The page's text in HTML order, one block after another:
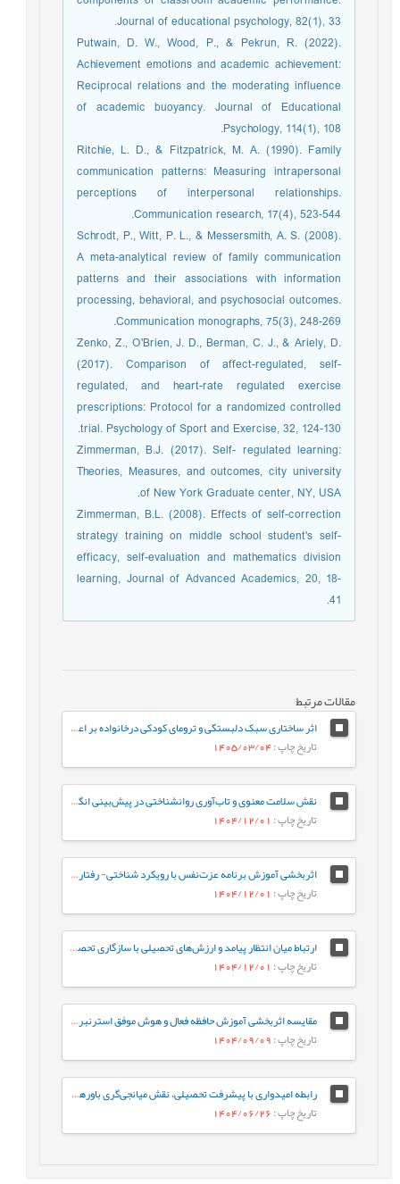
Journal of educational psychology, 82(1), 33.
Putwain, D. W., Wood, P., & Pekrun, R. (2022).
Achievement emotions and academic achievement:
Reciprocal relations and the moderating influence
of academic buoyancy. Journal of Educational
Psychology, 114(1), 108.
Ritchie, L. D., & Fitzpatrick, M. A. (1990). Family
communication patterns: Measuring intrapersonal
perceptions of interpersonal relationships.
Communication research, 17(4), 523-544.
Schrodt, P., Witt, P. L., & Messersmith, A. S. (2008).
A meta-analytical review of family communication
patterns and their associations with information
processing, behavioral, and psychosocial outcomes.
Communication monographs, 75(3), 248-269.
Zenko, Z., O'Brien, J. D., Berman, C. J., & Ariely, D.
(2017). Comparison of affect-regulated, self-
regulated, and heart-rate regulated exercise
prescriptions: Protocol for a randomized controlled
trial. Psychology of Sport and Exercise, 32, 124-130.
Zimmerman, B.J. (2017). Self- regulated learning:
Theories, Measures, and outcomes, city university
of New York Graduate center, NY, USA.
Zimmerman, B.L. (2008). Effects of self-correction
strategy training on middle school student's self-
efficacy, self-evaluation and mathematics division
learning, Journal of Advanced Academics, 20, 18-
41.
مقالات مرتبط
اثر ساختاری سبک دلبستگی و ترومای کودکی درخانواده بر اعتیاد به اینترنت با میانجی‌گری تنظیم شناختی هیجان
تاریخ چاپ: 1405/03/04
نقش سلامت معنوی و تاب‌آوری روانشناختی در پیش‌بینی انگیزش تحصیلی دانشجویان دانشگاه فرهنگیان
تاریخ چاپ: 1404/12/01
اثربخشی آموزش برنامه عزت‌‌نفس با رویکرد شناختی‌‌-‌‌ رفتاری بر تعلل‌‌ورزی تحصیلی دانش‌آموزان دختر نوجوان
تاریخ چاپ: 1404/12/01
ارتباط میان انتظار پیامد و ارزش‌های تحصیلی با سازگاری تحصیلی دانشجویان
تاریخ چاپ: 1404/12/01
مقایسه اثربخشی آموزش حافظه فعال و هوش موفق استرنبرگ بر عملکرد تحصیلی و کفایت اجتماعی دانش‌آموزان
تاریخ چاپ: 1404/09/09
رابطه امیدواری با پیشرفت تحصیلی، نقش میانجی‌گری باورهای هوشی در دانش‌آموزان
تاریخ چاپ: 1404/06/26